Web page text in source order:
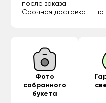
после заказа
Срочная доставка — по
Фото
собранного
букета